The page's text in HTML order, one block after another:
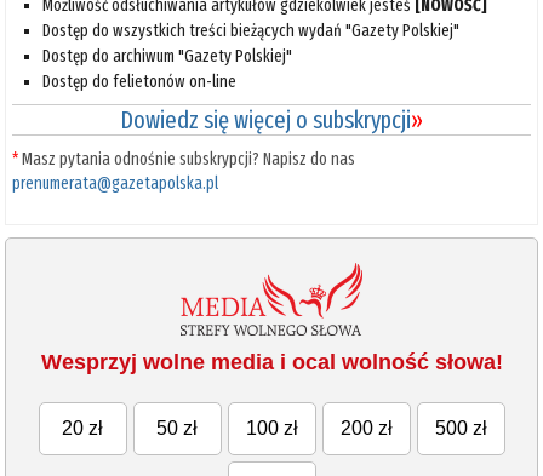
Możliwość odsłuchiwania artykułów gdziekolwiek jesteś [NOWOŚĆ]
Dostęp do wszystkich treści bieżących wydań "Gazety Polskiej"
Dostęp do archiwum "Gazety Polskiej"
Dostęp do felietonów on-line
Dowiedz się więcej o subskrypcji»
*Masz pytania odnośnie subskrypcji? Napisz do nas
prenumerata@gazetapolska.pl
Wesprzyj wolne media i ocal wolność słowa!
20 zł 50 zł 100 zł 200 zł 500 zł